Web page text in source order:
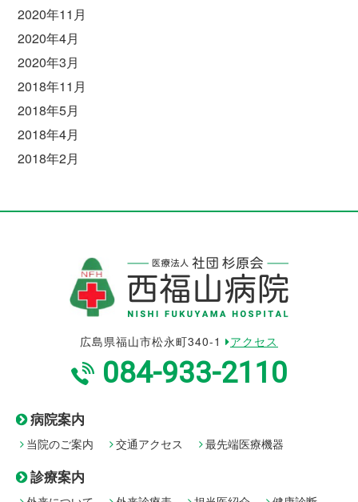
2020年11月
2020年4月
2020年3月
2018年11月
2018年5月
2018年4月
2018年2月
広島県福山市松永町340-1 アクセス
084-933-2110
病院案内
当院のご案内 交通アクセス 最先端医療機器
診療案内